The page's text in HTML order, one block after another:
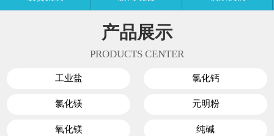
产品展示
PRODUCTS CENTER
工业盐 氯化钙
氯化镁 元明粉
氧化镁 纯碱